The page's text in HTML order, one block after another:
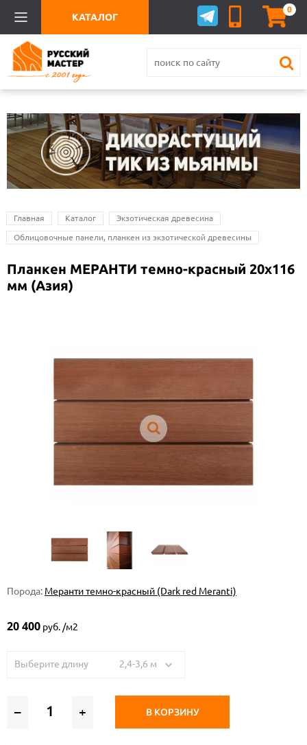
0
КАТАЛОГ
Главная Каталог Экзотическая древесина
Облицовочные панели, планкен из экзотической древесины
Планкен МЕРАНТИ темно-красный 20х116
мм (Азия)
Порода: Меранти темно-красный (Dark red Meranti)
20 400 руб. /м2
Выберите длину 2,4-3,6 м
– + В КОРЗИНУ